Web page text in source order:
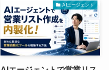
AIエージェント